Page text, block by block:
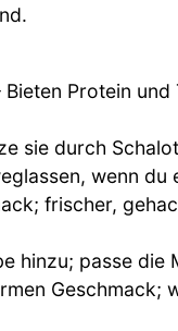
Bieten Protein
sie durch
wenn du
frischer,
hinzu; passe
Geschmack;